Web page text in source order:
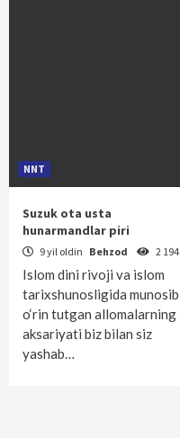
NNT
Suzuk ota usta
hunarmandlar piri
9 yil oldin Behzod 2 194
Islom dini rivoji va islom
tarixshunosligida munosib
o‘rin tutgan allomalarning
aksariyati biz bilan siz
yashab…